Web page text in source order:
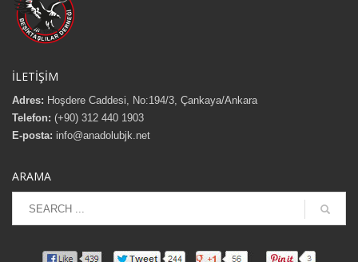
İLETİŞİM
Adres: Hoşdere Caddesi, No:194/3, Çankaya/Ankara
Telefon: (+90) 312 440 1903
E-posta: info@anadolubjk.net
ARAMA